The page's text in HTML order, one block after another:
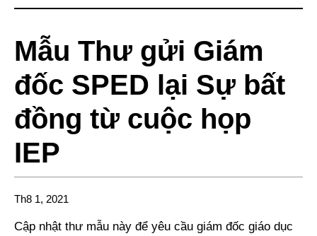
Mẫu Thư gửi Giám
đốc SPED lại Sự bất
đồng từ cuộc họp
IEP
Th8 1, 2021
Cập nhật thư mẫu này để yêu cầu giám đốc giáo dục